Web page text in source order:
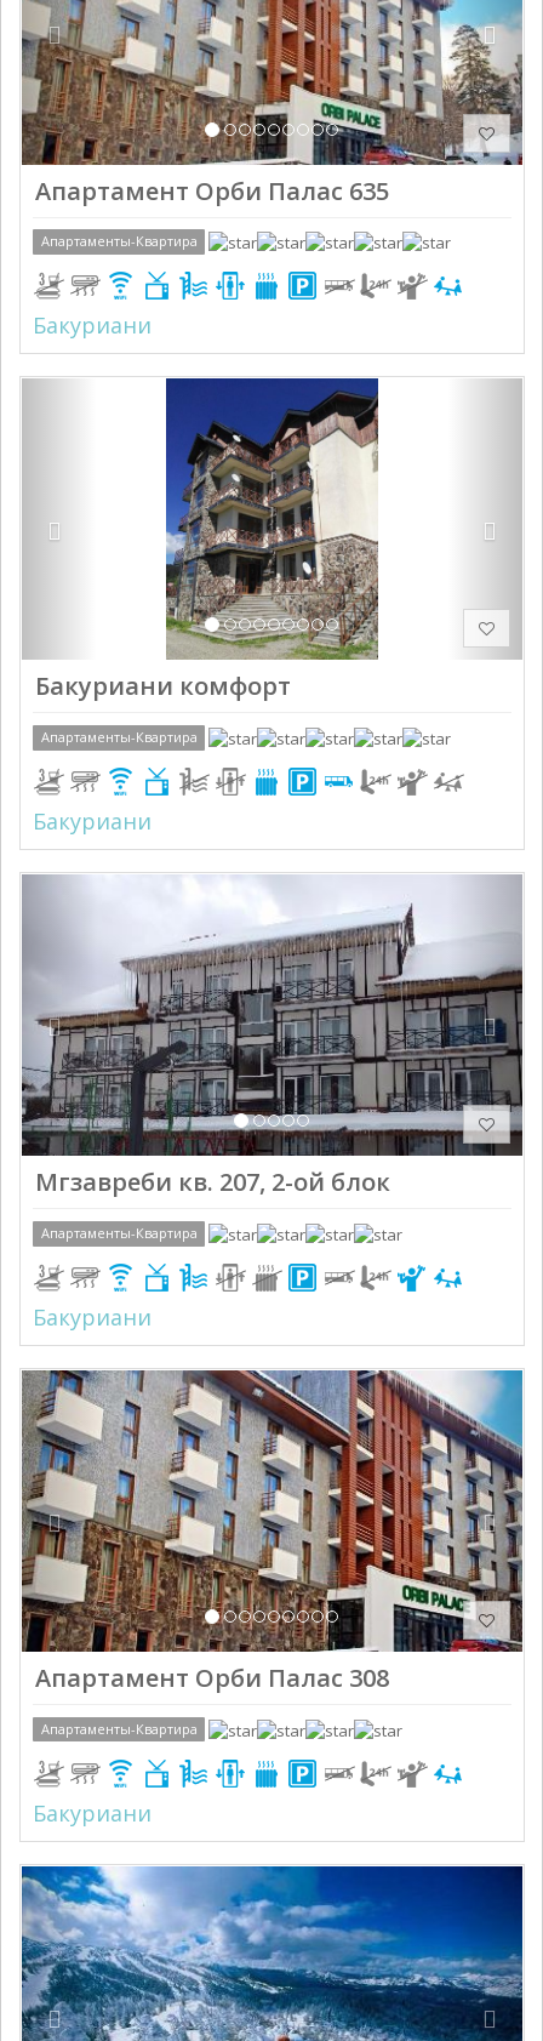
Апартамент Орби Палас 635
Апартаменты-Квартира
Бакуриани
Бакуриани комфорт
Апартаменты-Квартира
Бакуриани
Мгзавреби кв. 207, 2-ой блок
Апартаменты-Квартира
Бакуриани
Previous Next
Апартамент Орби Палас 308
Апартаменты-Квартира
Бакуриани
Previous Next